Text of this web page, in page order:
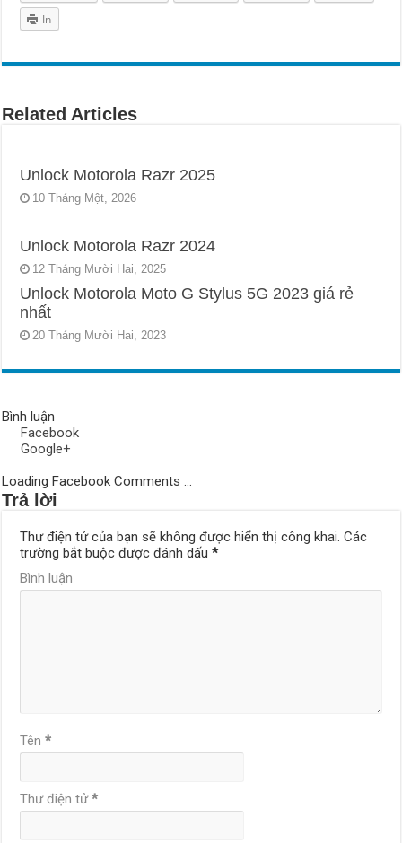
In
Related Articles
Unlock Motorola Razr 2025
10 Tháng Một, 2026
Unlock Motorola Razr 2024
12 Tháng Mười Hai, 2025
Unlock Motorola Moto G Stylus 5G 2023 giá rẻ
nhất
20 Tháng Mười Hai, 2023
Bình luận
Facebook
Google+
Loading Facebook Comments ...
Trả lời
Thư điện tử của bạn sẽ không được hiển thị công khai. Các
trường bắt buộc được đánh dấu*
Bình luận
Tên*
Thư điện tử*